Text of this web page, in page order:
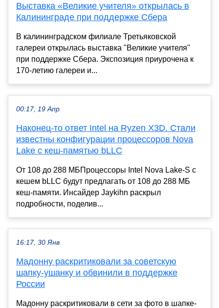
Выставка «Великие учителя» открылась в
Калининграде при поддержке Сбера
В калининградском филиале Третьяковской
галереи открылась выставка "Великие учителя"
при поддержке Сбера. Экспозиция приурочена к
170-летию галереи и...
00:17, 19 Апр
Наконец-то ответ Intel на Ryzen X3D. Стали
известны конфигурации процессоров Nova
Lake с кеш-памятью bLLC
От 108 до 288 МБПроцессоры Intel Nova Lake-S с
кешем bLLC будут предлагать от 108 до 288 МБ
кеш-памяти. Инсайдер Jaykihn раскрыл
подробности, поделив...
16:17, 30 Янв
Мадонну раскритиковали за советскую
шапку-ушанку и обвинили в поддержке
России
Мадонну раскритиковали в сети за фото в шапке-